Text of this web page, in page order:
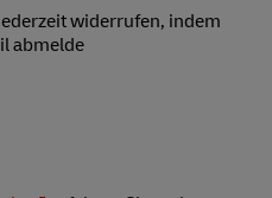
widerrufen, indem
abmelde